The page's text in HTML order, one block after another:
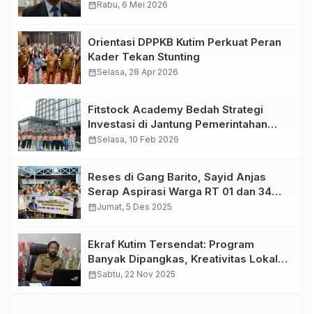
Kutim
calendar_monthRabu, 6 Mei 2026
Orientasi DPPKB Kutim Perkuat Peran
Kader Tekan Stunting
calendar_monthSelasa, 28 Apr 2026
Fitstock Academy Bedah Strategi
Investasi di Jantung Pemerintahan
Baru: Mengupas Prospek Saham dari
calendar_monthSelasa, 10 Feb 2026
Reses di Gang Barito, Sayid Anjas
Serap Aspirasi Warga RT 01 dan 34
Teluk Lingga
calendar_monthJumat, 5 Des 2025
Ekraf Kutim Tersendat: Program
Banyak Dipangkas, Kreativitas Lokal
Terancam Melambat
calendar_monthSabtu, 22 Nov 2025